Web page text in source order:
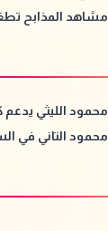
مشاهد المذابح
محمود الليثي يدعم
محمود التاني في